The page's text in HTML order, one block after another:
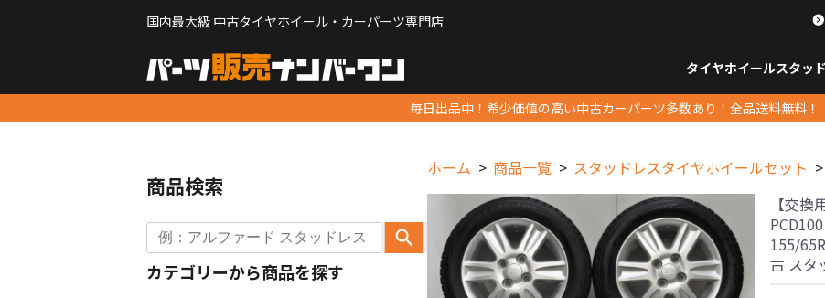
国内最大級 中古タイヤホイール・カーパーツ専門店
タイヤホイールスタッ
毎日出品中！希少価値の高い中古カーパーツ多数あり！全品送料無料！
ホーム 商品一覧 スタッドレスタイヤホイールセット
【交
155/
古 スタ
商品検索
カテゴリーから商品を探す